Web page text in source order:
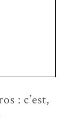
: c’est,